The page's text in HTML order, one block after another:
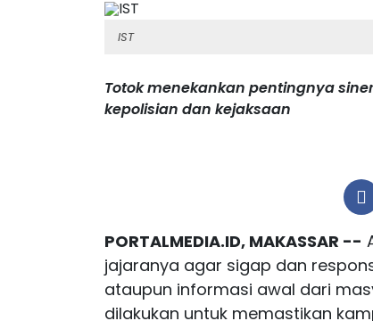
IST
Totok menekankan pentingnya
kepolisian dan kejaksaan
PORTALMEDIA.ID, MAKASSAR --
jajaranya agar sigap dan
ataupun informasi awal dari
dilakukan untuk memastikan